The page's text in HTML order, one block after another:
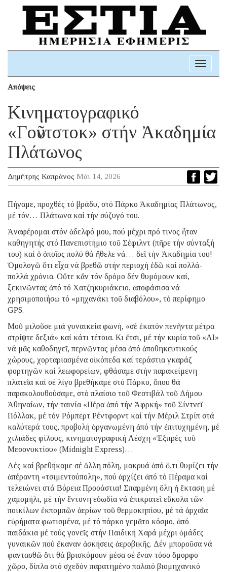
Toggle
Απόψεις
Κινηματογραφικό
«Γοῦντστοκ» στήν Ἀκαδημία
Πλάτωνος
Δημήτρης Καπράνος Μάι 14, 2026
Πήγαμε, προχθές τό βράδυ, στό Πάρκο Ἀκαδημίας Πλάτωνος,
μέ τόν… Πλάτωνα καί τήν σύζυγό του.
Ἀναφέρομαι στόν ἀδελφό μου, πού μέχρι πρό τινος ἦταν
καθηγητής στό Πανεπιστήμιο τοῦ Σέφιλντ (πῆρε τήν σύνταξή
του) καί ὁ ὁποῖος πολύ θά ἤθελε νά… δεῖ τήν Ἀκαδημία του!
Ὁμολογῶ ὅτι εἶχα νά βρεθῶ στήν περιοχή ἐδῶ καί πολλά-
πολλά χρόνια. Οὔτε κἄν τόν δρόμο δέν θυμόμουν καί,
ξεκινῶντας ἀπό τό Χατζηκυριάκειο, ἀποφάσισα νά
χρησιμοποιήσω τό «μηχανάκι τοῦ διαβόλου», τό περίφημο
GPS.
Μοῦ μιλοῦσε μιά γυναικεία φωνή, «σέ ἑκατόν πενῆντα μέτρα
στρίψτε δεξιά» καί κάτι τέτοια. Κι ἔτσι, μέ τήν κυρία τοῦ «AI»
νά μᾶς καθοδηγεῖ, περνῶντας μέσα ἀπό ἀποθηκευτικούς
χώρους, χορταριασμένα οἰκόπεδα καί τεράστια γκαράζ
φορτηγῶν καί λεωφορείων, φθάσαμε στήν παρακείμενη
πλατεῖα καί σέ λίγο βρεθήκαμε στό Πάρκο, ὅπου θά
παρακολουθούσαμε, στό πλαίσιο τοῦ Φεστιβάλ τοῦ Δήμου
Ἀθηναίων, τήν ταινία «Πέρα ἀπό τήν Ἀφρκή» τοῦ Σίντνεϊ
Πόλλακ, μέ τόν Ρόμπερτ Ρέντφορντ καί τήν Μέριλ Στρίπ στά
καλύτερά τους, προβολή ὀργανωμένη ἀπό τήν ἐπιτυχημένη, μέ
χιλιάδες φίλους, κινηματογραφική Λέσχη «Ἐξπρές τοῦ
Μεσονυκτίου» (Midnight Express)…
Λές καί βρεθήκαμε σέ ἄλλη πόλη, μακρυά ἀπό ὅ,τι θυμίζει τήν
ἀπέραντη «τσιμεντούπολη», πού ἀρχίζει ἀπό τό Πέραμα καί
τελειώνει στά Βόρεια Προοάστια! Σπαρμένη ὅλη ἡ ἔκταση μέ
χαμομήλι, μέ τήν ἔντονη εὐωδία νά ἐπικρατεῖ εὔκολα τῶν
ποικίλων ἐκπομπῶν ἀερίων τοῦ θερμοκηπίου, μέ τά ἀρχαῖα
εὑρήματα φωτισμένα, μέ τό πάρκο γεμᾶτο κόσμο, ἀπό
παιδάκια μέ τούς γονεῖς στήν Παιδική Χαρά μέχρι ὁμάδες
γυναικῶν πού ἔκαναν ἀσκήσεις ἀεροβικῆς. Δέν μποροῦσα νά
φαντασθῶ ὅτι θά βρισκόμουν μέσα σέ ἕναν τόσο ὄμορφο
χῶρο, δίπλα στό σχεδόν παρατημένο παλαιό βιομηχανικό